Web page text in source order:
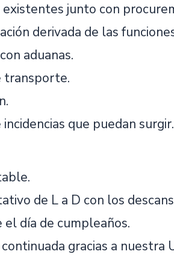
existentes junto con
derivada de las
aduanas.
transporte.
que puedan surgir.
de L a D con los
el día de cumpleaños.
gracias a nuestra